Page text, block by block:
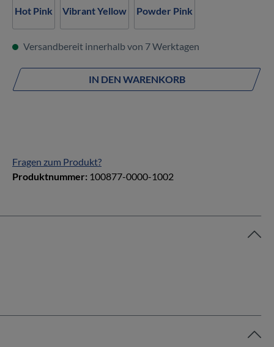
Hot Pink Vibrant Yellow Powder Pink
Versandbereit innerhalb von 7 Werktagen
IN DEN WARENKORB
Fragen zum Produkt?
Produktnummer: 100877-0000-1002